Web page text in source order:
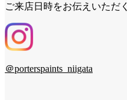
ご来店日時をお伝えいただ
＠porterspaints_niigata